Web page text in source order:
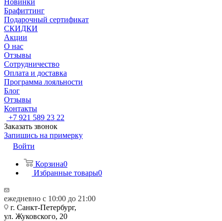
Новинки
Брафиттинг
Подарочный сертификат
СКИДКИ
Акции
О нас
Отзывы
Сотрудничество
Оплата и доставка
Программа лояльности
Блог
Отзывы
Контакты
+7 921 589 23 22
Заказать звонок
Запишись на примерку
Войти
Корзина0
Избранные товары0
ежедневно с 10:00 до 21:00
г. Санкт-Петербург,
ул. Жуковского, 20